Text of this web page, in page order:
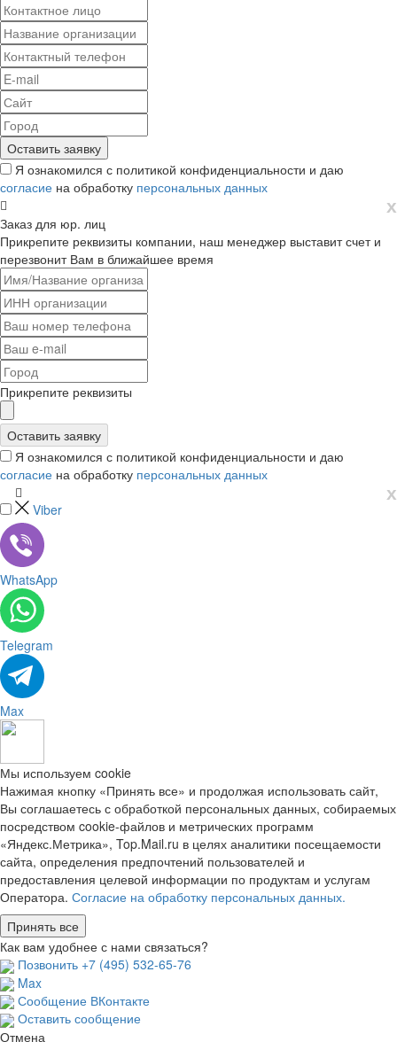
Я ознакомился с политикой конфиденциальности и даю
согласие на обработку персональных данных
х
Заказ для юр. лиц
Прикрепите реквизиты компании, наш менеджер выставит счет и
перезвонит Вам в ближайшее время
Прикрепите реквизиты
Я ознакомился с политикой конфиденциальности и даю
согласие на обработку персональных данных
х
Viber
WhatsApp
Telegram
Max
Мы используем cookie
Нажимая кнопку «Принять все» и продолжая использовать сайт,
Вы соглашаетесь с обработкой персональных данных, собираемых
посредством cookie-файлов и метрических программ
«Яндекс.Метрика», Top.Mail.ru в целях аналитики посещаемости
сайта, определения предпочтений пользователей и
предоставления целевой информации по продуктам и услугам
Оператора. Согласие на обработку персональных данных.
Принять все
Как вам удобнее с нами связаться?
Позвонить +7 (495) 532-65-76
Max
Сообщение ВКонтакте
Оставить сообщение
Отмена